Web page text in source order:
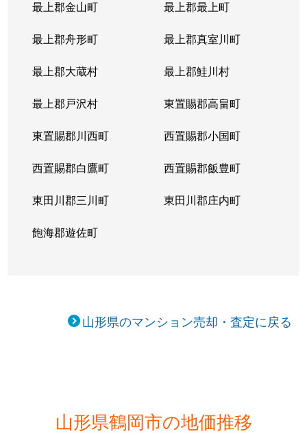
最上郡金山町 最上郡最上町
最上郡舟形町 最上郡真室川町
最上郡大蔵村 最上郡鮭川村
最上郡戸沢村 東置賜郡高畠町
東置賜郡川西町 西置賜郡小国町
西置賜郡白鷹町 西置賜郡飯豊町
東田川郡三川町 東田川郡庄内町
飽海郡遊佐町
山形県のマンション売却・査定に戻る
山形県鶴岡市の地価推移